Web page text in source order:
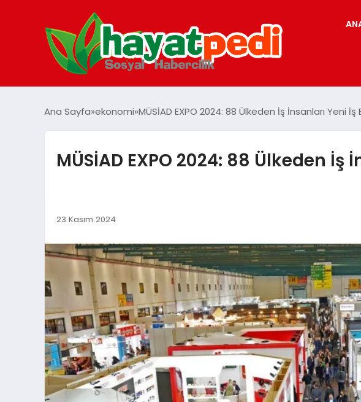
Ana Sayfa ekonomi MÜSİAD EXPO 2024: 88 Ülkeden İş İnsanları Yeni
MÜSİAD EXPO 2024: 88 Ülkeden
23 Kasım 2024